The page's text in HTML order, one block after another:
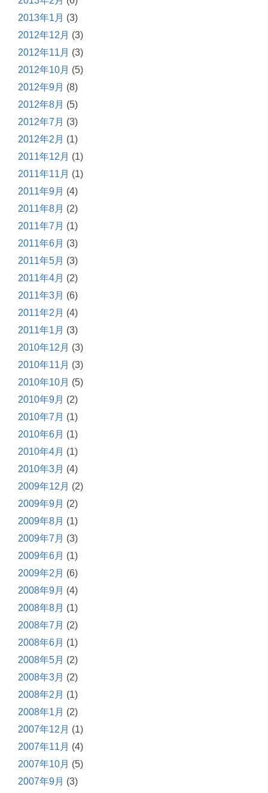
2013年1月 (3)
2012年12月 (3)
2012年11月 (3)
2012年10月 (5)
2012年9月 (8)
2012年8月 (5)
2012年7月 (3)
2012年2月 (1)
2011年12月 (1)
2011年11月 (1)
2011年9月 (4)
2011年8月 (2)
2011年7月 (1)
2011年6月 (3)
2011年5月 (3)
2011年4月 (2)
2011年3月 (6)
2011年2月 (4)
2011年1月 (3)
2010年12月 (3)
2010年11月 (3)
2010年10月 (5)
2010年9月 (2)
2010年7月 (1)
2010年6月 (1)
2010年4月 (1)
2010年3月 (4)
2009年12月 (2)
2009年9月 (2)
2009年8月 (1)
2009年7月 (3)
2009年6月 (1)
2009年2月 (6)
2008年9月 (4)
2008年8月 (1)
2008年7月 (2)
2008年6月 (1)
2008年5月 (2)
2008年3月 (2)
2008年2月 (1)
2008年1月 (2)
2007年12月 (1)
2007年11月 (4)
2007年10月 (5)
2007年9月 (3)